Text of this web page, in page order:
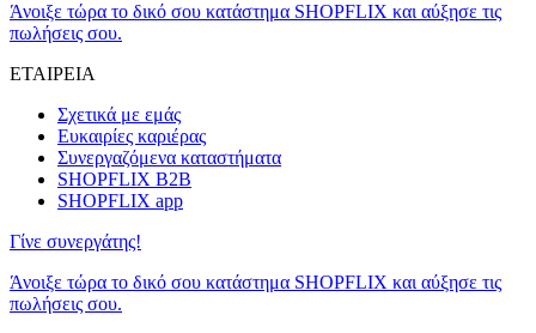
Άνοιξε τώρα το δικό σου κατάστημα SHOPFLIX και αύξησε τις
πωλήσεις σου.
ΕΤΑΙΡΕΙΑ
Σχετικά με εμάς
Ευκαιρίες καριέρας
Συνεργαζόμενα καταστήματα
SHOPFLIX B2B
SHOPFLIX app
Γίνε συνεργάτης!
Άνοιξε τώρα το δικό σου κατάστημα SHOPFLIX και αύξησε τις
πωλήσεις σου.